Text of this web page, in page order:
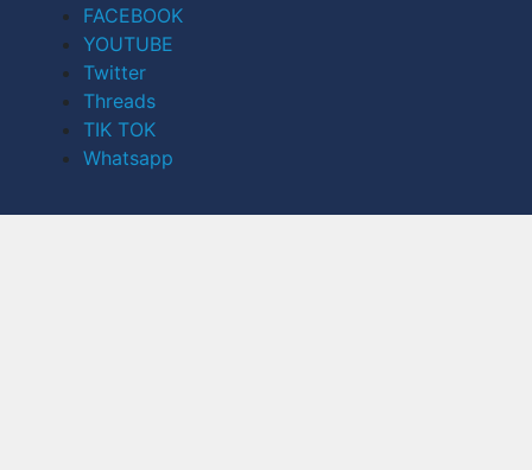
FACEBOOK
YOUTUBE
Twitter
Threads
TIK TOK
Whatsapp